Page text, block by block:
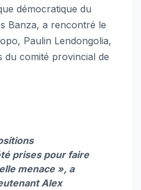
démocratique du
Banza, a rencontré le
Paulin Lendongolia,
du comité provincial de
prises pour faire
menace », a
Alex